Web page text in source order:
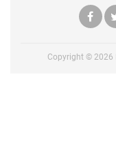
Copyright © 2026